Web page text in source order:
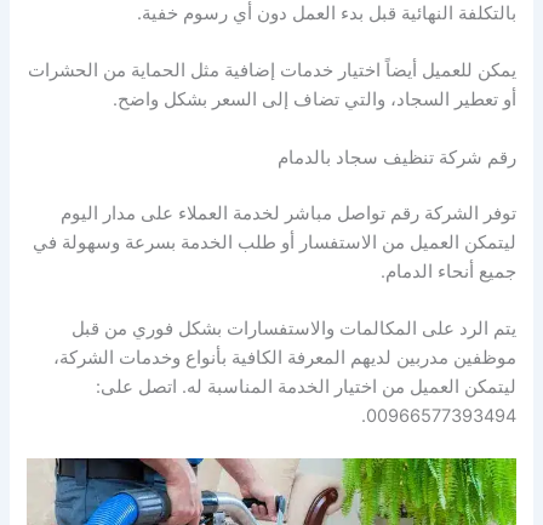
بالتكلفة النهائية قبل بدء العمل دون أي رسوم خفية.
يمكن للعميل أيضاً اختيار خدمات إضافية مثل الحماية من الحشرات
أو تعطير السجاد، والتي تضاف إلى السعر بشكل واضح.
رقم شركة تنظيف سجاد بالدمام
توفر الشركة رقم تواصل مباشر لخدمة العملاء على مدار اليوم
ليتمكن العميل من الاستفسار أو طلب الخدمة بسرعة وسهولة في
جميع أنحاء الدمام.
يتم الرد على المكالمات والاستفسارات بشكل فوري من قبل
موظفين مدربين لديهم المعرفة الكافية بأنواع وخدمات الشركة،
ليتمكن العميل من اختيار الخدمة المناسبة له. اتصل على:
00966577393494.